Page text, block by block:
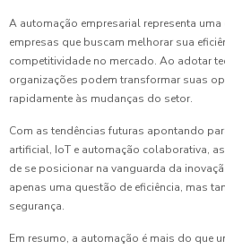
A automação empresarial representa
empresas que buscam melhorar sua
competitividade no mercado. Ao adotar
organizações podem transformar suas
rapidamente às mudanças do setor.
Com as tendências futuras apontando
artificial, IoT e automação colaborativa,
de se posicionar na vanguarda da
apenas uma questão de eficiência, mas
segurança.
Em resumo, a automação é mais do que